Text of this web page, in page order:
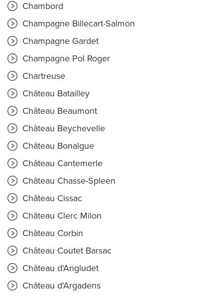
Chambord
Champagne Billecart-Salmon
Champagne Gardet
Champagne Pol Roger
Chartreuse
Château Batailley
Château Beaumont
Château Beychevelle
Château Bonalgue
Château Cantemerle
Château Chasse-Spleen
Château Cissac
Château Clerc Milon
Château Corbin
Château Coutet Barsac
Château d'Angludet
Château d'Argadens